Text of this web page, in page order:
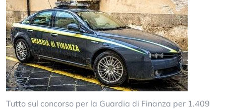
Tutto sul concorso per la Guardia di Finanza per 1.409